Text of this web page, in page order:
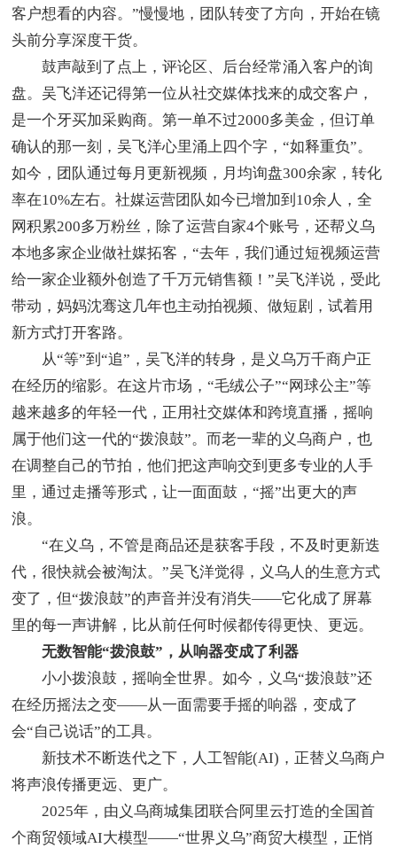
客户想看的内容。”慢慢地，团队转变了方向，开始在镜
头前分享深度干货。
鼓声敲到了点上，评论区、后台经常涌入客户的询
盘。吴飞洋还记得第一位从社交媒体找来的成交客户，
是一个牙买加采购商。第一单不过2000多美金，但订单
确认的那一刻，吴飞洋心里涌上四个字，“如释重负”。
如今，团队通过每月更新视频，月均询盘300余家，转化
率在10%左右。社媒运营团队如今已增加到10余人，全
网积累200多万粉丝，除了运营自家4个账号，还帮义乌
本地多家企业做社媒拓客，“去年，我们通过短视频运营
给一家企业额外创造了千万元销售额！”吴飞洋说，受此
带动，妈妈沈骞这几年也主动拍视频、做短剧，试着用
新方式打开客路。
从“等”到“追”，吴飞洋的转身，是义乌万千商户正
在经历的缩影。在这片市场，“毛绒公子”“网球公主”等
越来越多的年轻一代，正用社交媒体和跨境直播，摇响
属于他们这一代的“拨浪鼓”。而老一辈的义乌商户，也
在调整自己的节拍，他们把这声响交到更多专业的人手
里，通过走播等形式，让一面面鼓，“摇”出更大的声
浪。
“在义乌，不管是商品还是获客手段，不及时更新迭
代，很快就会被淘汰。”吴飞洋觉得，义乌人的生意方式
变了，但“拨浪鼓”的声音并没有消失——它化成了屏幕
里的每一声讲解，比从前任何时候都传得更快、更远。
无数智能“拨浪鼓”，从响器变成了利器
小小拨浪鼓，摇响全世界。如今，义乌“拨浪鼓”还
在经历摇法之变——从一面需要手摇的响器，变成了
会“自己说话”的工具。
新技术不断迭代之下，人工智能(AI)，正替义乌商户
将声浪传播更远、更广。
2025年，由义乌商城集团联合阿里云打造的全国首
个商贸领域AI大模型——“世界义乌”商贸大模型，正悄